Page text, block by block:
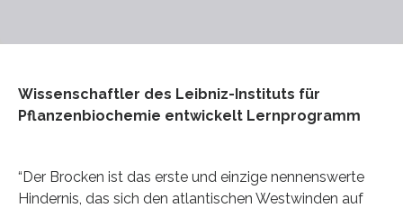
Wissenschaftler des Leibniz-Instituts für
Pflanzenbiochemie entwickelt Lernprogramm
“Der Brocken ist das erste und einzige nennenswerte
Hindernis, das sich den atlantischen Westwinden auf